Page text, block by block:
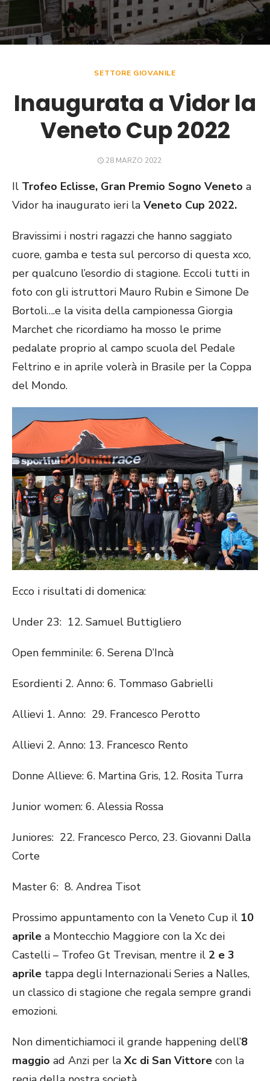
SETTORE GIOVANILE
Inaugurata a Vidor la
Veneto Cup 2022
POSTED
28 MARZO 2022
Il Trofeo Eclisse, Gran Premio Sogno Veneto a
Vidor ha inaugurato ieri la Veneto Cup 2022.
Bravissimi i nostri ragazzi che hanno saggiato
cuore, gamba e testa sul percorso di questa xco,
per qualcuno l’esordio di stagione. Eccoli tutti in
foto con gli istruttori Mauro Rubin e Simone De
Bortoli….e la visita della campionessa Giorgia
Marchet che ricordiamo ha mosso le prime
pedalate proprio al campo scuola del Pedale
Feltrino e in aprile volerà in Brasile per la Coppa
del Mondo.
Ecco i risultati di domenica:
Under 23: 12. Samuel Buttigliero
Open femminile: 6. Serena D’Incà
Esordienti 2. Anno: 6. Tommaso Gabrielli
Allievi 1. Anno: 29. Francesco Perotto
Allievi 2. Anno: 13. Francesco Rento
Donne Allieve: 6. Martina Gris, 12. Rosita Turra
Junior women: 6. Alessia Rossa
Juniores: 22. Francesco Perco, 23. Giovanni Dalla
Corte
Master 6: 8. Andrea Tisot
Prossimo appuntamento con la Veneto Cup il 10
aprile a Montecchio Maggiore con la Xc dei
Castelli – Trofeo Gt Trevisan, mentre il 2 e 3
aprile tappa degli Internazionali Series a Nalles,
un classico di stagione che regala sempre grandi
emozioni.
Non dimentichiamoci il grande happening dell’8
maggio ad Anzi per la Xc di San Vittore con la